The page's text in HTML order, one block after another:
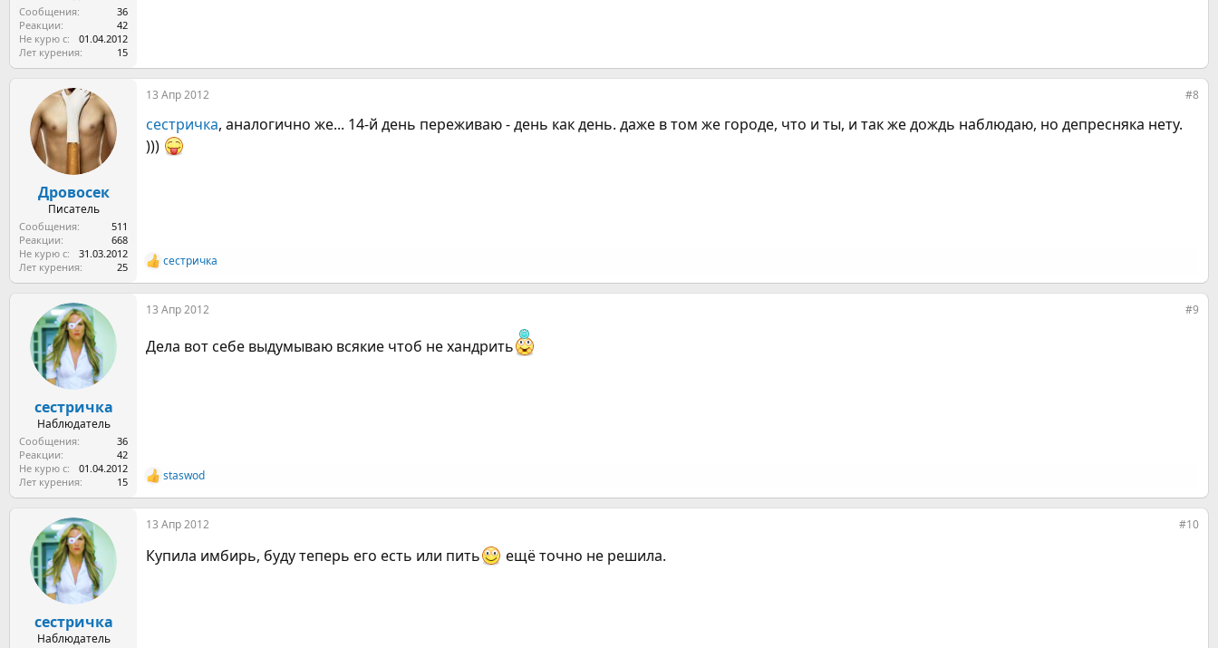
Сообщения
36
Реакции
42
Не курю с
01.04.2012
Лет курения
15
Дровосек
Писатель
Сообщения
511
Реакции
668
Не курю с
31.03.2012
Лет курения
25
13 Апр 2012 #8
сестричка, аналогично же... 14-й день переживаю - день как день. даже в том же городе, что и ты, и так же дождь наблюдаю, но депресняка нету.
)))
Р
е
а
к
и
и
сестричка
сестричка
Наблюдатель
Сообщения
36
Реакции
42
Не курю с
01.04.2012
Лет курения
15
13 Апр 2012 #9
Дела вот себе выдумываю всякие чтоб не хандрить
Р
е
а
к
и
staswod
сестричка
Наблюдатель
13 Апр 2012 #10
Купила имбирь, буду теперь его есть или пить ещё точно не решила.